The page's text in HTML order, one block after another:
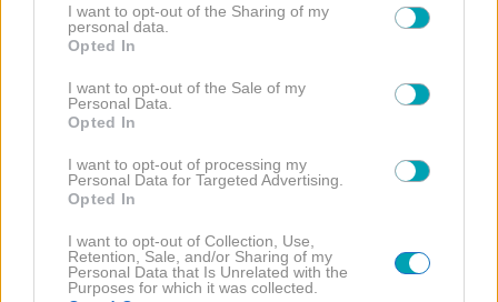
not limited to your visit or usage behaviour. You may click to
grant or deny consent to Google and its third-party tags to
use your data for below specified purposes in below Google
consent section.
I want to opt-out of the Sharing of my
personal data.
Opted In
I want to opt-out of the Sale of my
Personal Data.
Opted In
I want to opt-out of processing my
Personal Data for Targeted Advertising.
Opted In
I want to opt-out of Collection, Use,
Retention, Sale, and/or Sharing of my
Personal Data that Is Unrelated with the
Purposes for which it was collected.
Αποκάλυψη! Λιβάνης-Ανδρομάχη: Αυτό συνέβη πριν
από 2 μήνες και έφερε το διαζύγιο- Η έκρηξη ζήλιας